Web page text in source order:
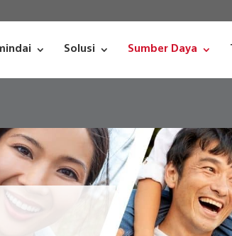
Solusi Sumber Daya